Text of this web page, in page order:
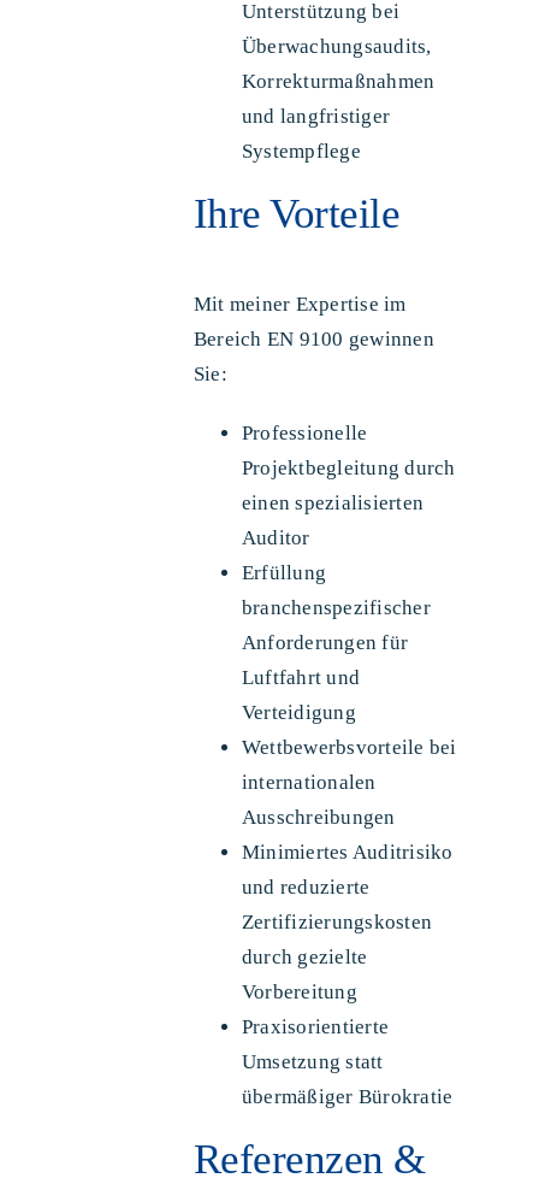
Unterstützung bei
Überwachungsaudits,
Korrekturmaßnahmen
und langfristiger
Systempflege
Ihre Vorteile
Mit meiner Expertise im
Bereich EN 9100 gewinnen
Sie:
Professionelle
Projektbegleitung durch
einen spezialisierten
Auditor
Erfüllung
branchenspezifischer
Anforderungen für
Luftfahrt und
Verteidigung
Wettbewerbsvorteile bei
internationalen
Ausschreibungen
Minimiertes Auditrisiko
und reduzierte
Zertifizierungskosten
durch gezielte
Vorbereitung
Praxisorientierte
Umsetzung statt
übermäßiger Bürokratie
Referenzen &